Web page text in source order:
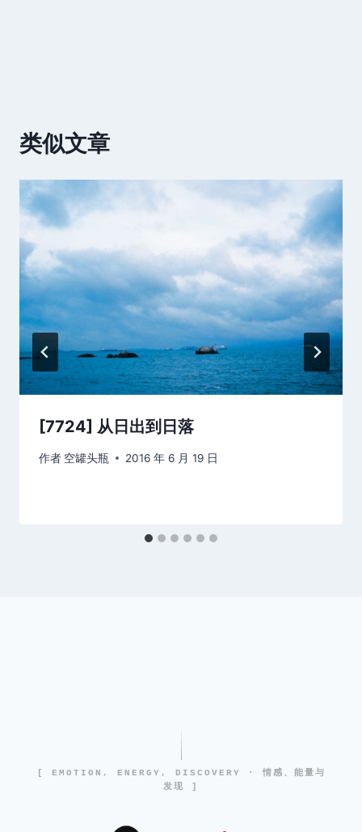
类似文章
[7724] 从日出到日落
作者 空罐头瓶 2016 年 6 月 19 日
[ EMOTION, ENERGY, DISCOVERY · 情感、能量与
发现 ]